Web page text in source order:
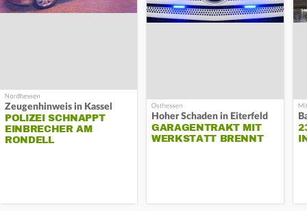
Zeugenhinweis in Kassel
POLIZEI SCHNAPPT
EINBRECHER AM
RONDELL
Hoher Schaden in Eiterfeld
GARAGENTRAKT MIT
WERKSTATT BRENNT